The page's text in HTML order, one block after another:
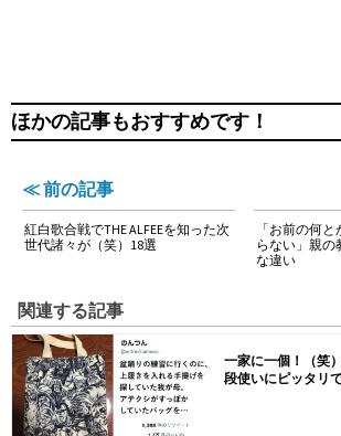
ほかの記事もおすすめです！
≪ 前の記事
紅白歌合戦でTHE ALFEEを知った次
世代諸々が（笑）18選
「お前の何
らない」親の
な違い
関連する記事
一家に一個！（笑
段使いにピッタリ